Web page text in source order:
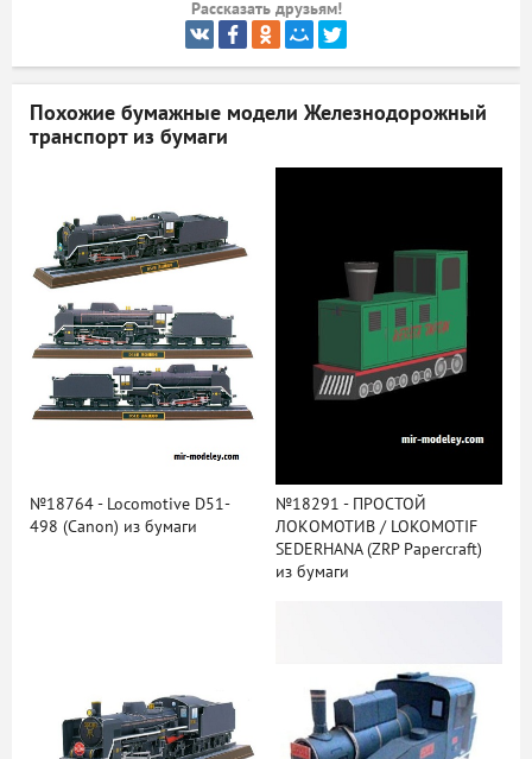
Рассказать друзьям!
Похожие бумажные модели Железнодорожный
транспорт из бумаги
№18764 - Locomotive D51-
498 (Canon) из бумаги
№18291 - ПРОСТОЙ
ЛОКОМОТИВ / LOKOMOTIF
SEDERHANA (ZRP Papercraft)
из бумаги